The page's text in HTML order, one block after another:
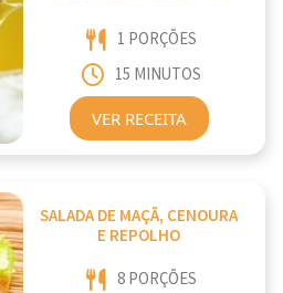
1 PORÇÕES
15 MINUTOS
VER RECEITA
SALADA DE MAÇÃ, CENOURA
E REPOLHO
8 PORÇÕES